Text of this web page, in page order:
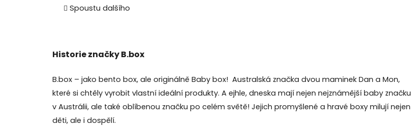
Spoustu dalšího
Historie značky B.box
B.box – jako bento box, ale originálně Baby box! Australská značka dvou maminek Dan a Mon,
které si chtěly vyrobit vlastní ideální produkty. A ejhle, dneska mají nejen nejznámější baby značku
v Austrálii, ale také oblíbenou značku po celém světě! Jejich promyšlené a hravé boxy milují nejen
děti, ale i dospělí.